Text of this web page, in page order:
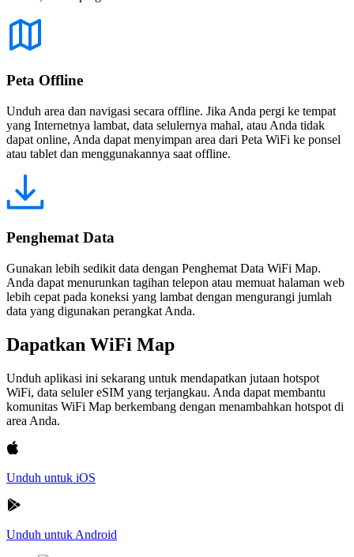
Peta Offline
Unduh area dan navigasi secara offline. Jika Anda pergi ke tempat
yang Internetnya lambat, data selulernya mahal, atau Anda tidak
dapat online, Anda dapat menyimpan area dari Peta WiFi ke ponsel
atau tablet dan menggunakannya saat offline.
Penghemat Data
Gunakan lebih sedikit data dengan Penghemat Data WiFi Map.
Anda dapat menurunkan tagihan telepon atau memuat halaman web
lebih cepat pada koneksi yang lambat dengan mengurangi jumlah
data yang digunakan perangkat Anda.
Dapatkan WiFi Map
Unduh aplikasi ini sekarang untuk mendapatkan jutaan hotspot
WiFi, data seluler eSIM yang terjangkau. Anda dapat membantu
komunitas WiFi Map berkembang dengan menambahkan hotspot di
area Anda.
Unduh untuk iOS
Unduh untuk Android